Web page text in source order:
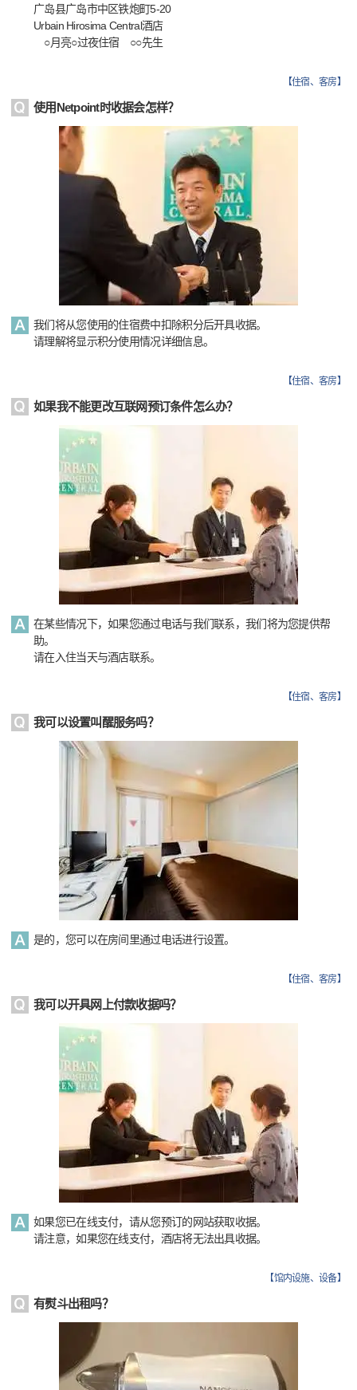
广岛县广岛市中区铁炮町5-20
Urbain Hirosima Central酒店
○月亮○过夜住宿 ○○先生
【住宿、客房】
使用Netpoint时收据会怎样？
我们将从您使用的住宿费中扣除积分后开具收据。
请理解将显示积分使用情况详细信息。
【住宿、客房】
如果我不能更改互联网预订条件怎么办？
在某些情况下，如果您通过电话与我们联系，我们将为您提供帮
助。
请在入住当天与酒店联系。
【住宿、客房】
我可以设置叫醒服务吗？
是的，您可以在房间里通过电话进行设置。
【住宿、客房】
我可以开具网上付款收据吗？
如果您已在线支付，请从您预订的网站获取收据。
请注意，如果您在线支付，酒店将无法出具收据。
【馆内设施、设备】
有熨斗出租吗？